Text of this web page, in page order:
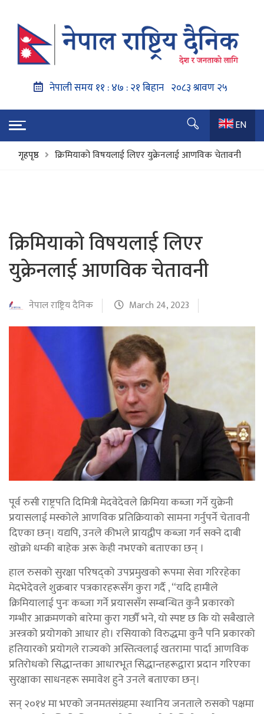
EN
गृहपृष्ठ
क्रिमियाको विषयलाई लिएर युक्रेनलाई आणविक चेतावनी
क्रिमियाको विषयलाई लिएर
युक्रेनलाई आणविक चेतावनी
नेपाल राष्ट्रिय दैनिक March 24, 2023
पूर्व रुसी राष्ट्रपति दिमित्री मेदवेदेवले क्रिमिया कब्जा गर्ने युक्रेनी
प्रयासलाई मस्कोले आणविक प्रतिक्रियाको सामना गर्नुपर्ने चेतावनी
दिएका छन्। यद्यपि, उनले कीभले प्रायद्वीप कब्जा गर्न सक्ने दाबी
खोक्रो धम्की बाहेक अरू केही नभएको बताएका छन् ।
हाल रुसको सुरक्षा परिषद्को उपप्रमुखको रूपमा सेवा गरिरहेका
मेदभेदेवले शुक्रबार पत्रकारहरूसँग कुरा गर्दै , “यदि हामीले
क्रिमियालाई पुनः कब्जा गर्ने प्रयाससँग सम्बन्धित कुनै प्रकारको
गम्भीर आक्रमणको बारेमा कुरा गर्छौं भने, यो स्पष्ट छ कि यो सबैखाले
अस्त्रको प्रयोगको आधार हो। रसियाको विरुद्धमा कुनै पनि प्रकारको
हतियारको प्रयोगले राज्यको अस्तित्वलाई खतरामा पार्दा आणविक
प्रतिरोधको सिद्धान्तका आधारभूत सिद्धान्तहरूद्वारा प्रदान गरिएका
सुरक्षाका साधनहरू समावेश हुने उनले बताएका छन्।
सन् २०१४ मा भएको जनमतसंग्रहमा स्थानिय जनताले रुसको पक्षमा